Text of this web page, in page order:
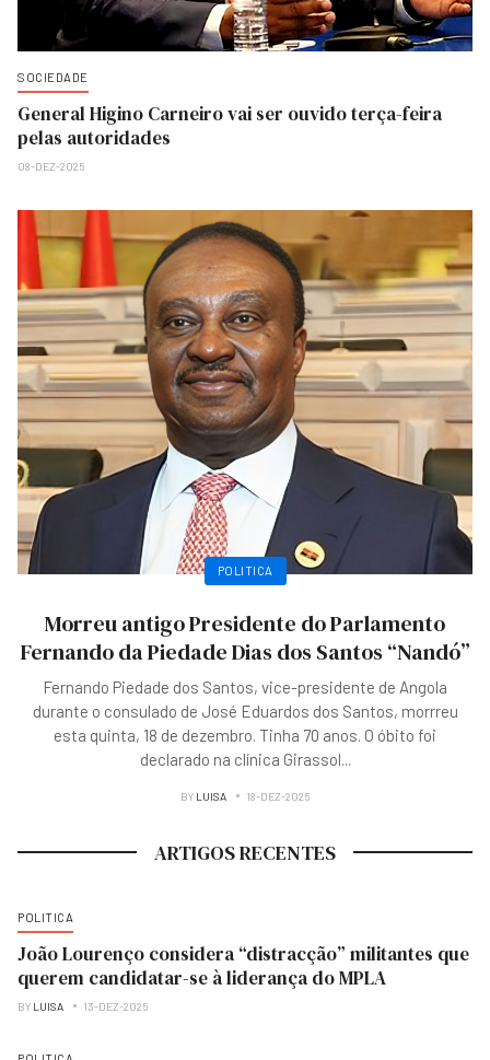
SOCIEDADE
General Higino Carneiro vai ser ouvido terça-feira
pelas autoridades
08-DEZ-2025
POLITICA
Morreu antigo Presidente do Parlamento
Fernando da Piedade Dias dos Santos “Nandó”
Fernando Piedade dos Santos, vice-presidente de Angola
durante o consulado de José Eduardos dos Santos, morrreu
esta quinta, 18 de dezembro. Tinha 70 anos. O óbito foi
declarado na clínica Girassol...
BY LUISA 18-DEZ-2025
ARTIGOS RECENTES
POLITICA
João Lourenço considera “distracção” militantes que
querem candidatar-se à liderança do MPLA
BY LUISA 13-DEZ-2025